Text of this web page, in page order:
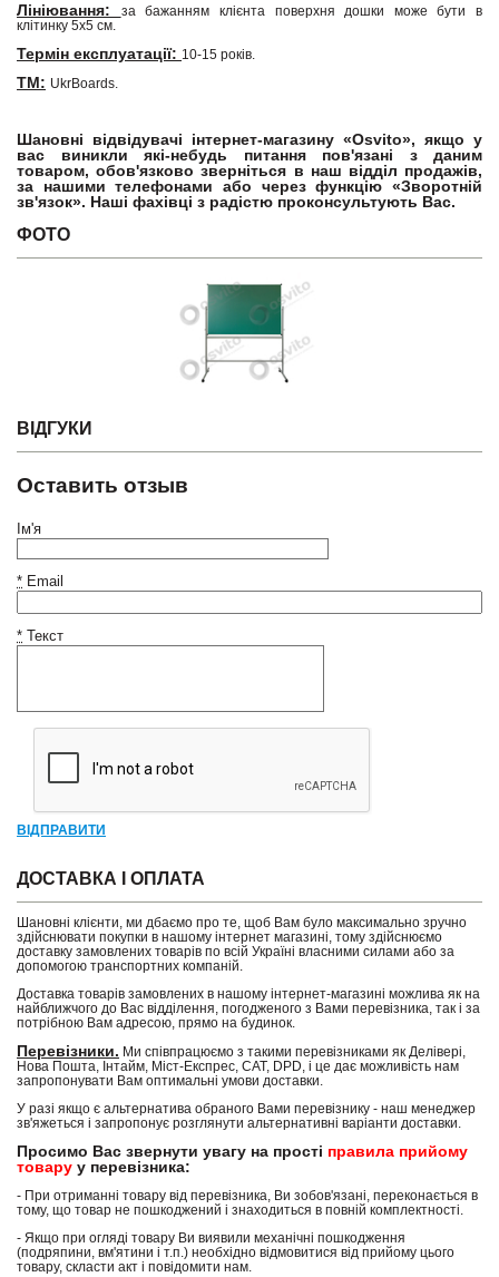
Лініювання: за бажанням клієнта поверхня дошки може бути в
клітинку 5х5 см.
Термін експлуатації: 10-15 років.
ТМ: UkrBoards.
Шановні відвідувачі інтернет-магазину «Osvito», якщо у
вас виникли які-небудь питання пов'язані з даним
товаром, обов'язково зверніться в наш відділ продажів,
за нашими телефонами або через функцію «Зворотній
зв'язок». Наші фахівці з радістю проконсультують Вас.
ФОТО
ВІДГУКИ
Оставить отзыв
Ім'я
* Email
* Текст
ВІДПРАВИТИ
ДОСТАВКА І ОПЛАТА
Шановні клієнти, ми дбаємо про те, щоб Вам було максимально зручно
здійснювати покупки в нашому інтернет магазині, тому здійснюємо
доставку замовлених товарів по всій Україні власними силами або за
допомогою транспортних компаній.
Доставка товарів замовлених в нашому інтернет-магазині можлива як на
найближчого до Вас відділення, погодженого з Вами перевізника, так і за
потрібною Вам адресою, прямо на будинок.
Перевізники. Ми співпрацюємо з такими перевізниками як Делівері,
Нова Пошта, Інтайм, Міст-Експрес, САТ, DPD, і це дає можливість нам
запропонувати Вам оптимальні умови доставки.
У разі якщо є альтернатива обраного Вами перевізнику - наш менеджер
зв'яжеться і запропонує розглянути альтернативні варіанти доставки.
Просимо Вас звернути увагу на прості правила прийому
товару у перевізника:
- При отриманні товару від перевізника, Ви зобов'язані, переконається в
тому, що товар не пошкоджений і знаходиться в повній комплектності.
- Якщо при огляді товару Ви виявили механічні пошкодження
(подряпини, вм'ятини і т.п.) необхідно відмовитися від прийому цього
товару, скласти акт і повідомити нам.